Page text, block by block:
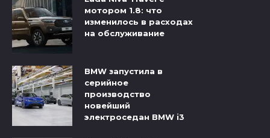
мотором 1.8: что
изменилось в расходах
на обслуживание
BMW запустила в
серийное
производство
новейший
электроседан BMW i3